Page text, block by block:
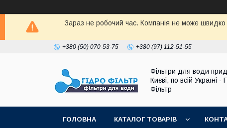
Зараз не робочий час. Компанія не може швидко
+380 (50) 070-53-75 +380 (97) 112-51-55
Фільтри для води
Києві, по всій Україні -
Фільтр
ГОЛОВНА КАТАЛОГ ТОВАРІВ